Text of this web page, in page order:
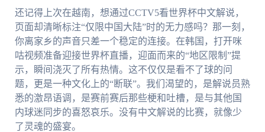
还记得上次在越南，想通过CCTV5看世界杯中文解说，
页面却清晰标注“仅限中国大陆”时的无力感吗？那一刻，
你离家乡的声音只差一个稳定的连接。在韩国，打开咪
咕视频准备迎接世界杯直播，迎面而来的“地区限制”提
示，瞬间浇灭了所有热情。这不仅仅是看不了球的问
题，更是一种文化上的“断联”。我们渴望的，是解说员熟
悉的激昂语调，是赛前赛后那些梗和吐槽，是与其他国
内球迷同步的喜怒哀乐。没有中文解说的比赛，就像少
了灵魂的盛宴。